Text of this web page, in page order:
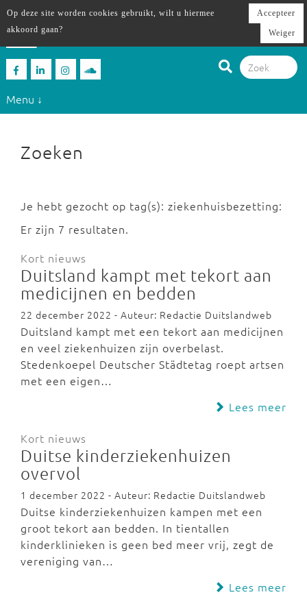
Menu ↓
Zoeken
Je hebt gezocht op tag(s): ziekenhuisbezetting:
Er zijn 7 resultaten.
Kort nieuws
Duitsland kampt met tekort aan
medicijnen en bedden
22 december 2022 - Auteur: Redactie Duitslandweb
Duitsland kampt met een tekort aan medicijnen
en veel ziekenhuizen zijn overbelast.
Stedenkoepel Deutscher Städtetag roept artsen
met een eigen…
Lees meer
Kort nieuws
Duitse kinderziekenhuizen
overvol
1 december 2022 - Auteur: Redactie Duitslandweb
Duitse kinderziekenhuizen kampen met een
groot tekort aan bedden. In tientallen
kinderklinieken is geen bed meer vrij, zegt de
vereniging van…
Lees meer
Op deze site worden cookies gebruikt, wilt u hiermee
akkoord gaan?
Accepteer
Weiger